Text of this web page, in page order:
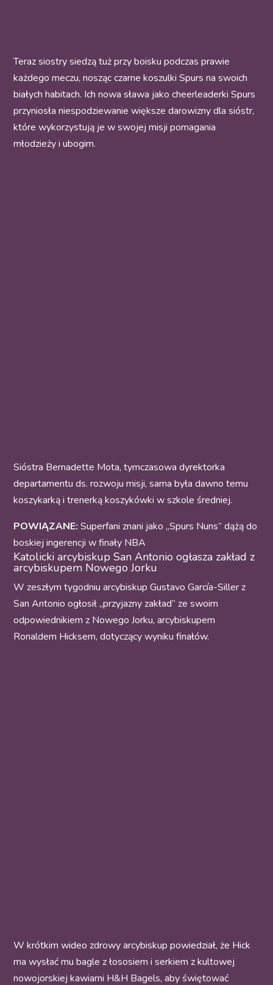
Teraz siostry siedzą tuż przy boisku podczas prawie
każdego meczu, nosząc czarne koszulki Spurs na swoich
białych habitach. Ich nowa sława jako cheerleaderki Spurs
przyniosła niespodziewanie większe darowizny dla sióstr,
które wykorzystują je w swojej misji pomagania
młodzieży i ubogim.
Sióstra Bernadette Mota, tymczasowa dyrektorka
departamentu ds. rozwoju misji, sama była dawno temu
koszykarką i trenerką koszykówki w szkole średniej.
POWIĄZANE: Superfani znani jako „Spurs Nuns” dążą do
boskiej ingerencji w finały NBA
Katolicki arcybiskup San Antonio ogłasza zakład z
arcybiskupem Nowego Jorku
W zeszłym tygodniu arcybiskup Gustavo García-Siller z
San Antonio ogłosił „przyjazny zakład” ze swoim
odpowiednikiem z Nowego Jorku, arcybiskupem
Ronaldem Hicksem, dotyczący wyniku finałów.
W krótkim wideo zdrowy arcybiskup powiedział, że Hick
ma wysłać mu bagle z łososiem i serkiem z kultowej
nowojorskiej kawiarni H&H Bagels, aby świętować